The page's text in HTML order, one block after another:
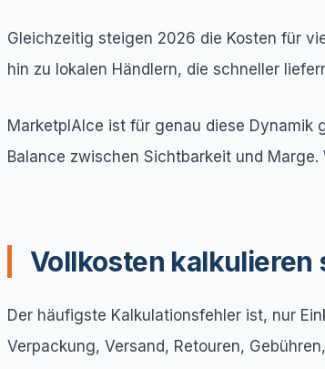
Gleichzeitig steigen 2026 die Kosten für
hin zu lokalen Händlern, die schneller
MarketplAIce ist für genau diese Dynamik
Balance zwischen Sichtbarkeit und
Vollkosten kalkulieren
Der häufigste Kalkulationsfehler ist, nur
Verpackung, Versand, Retouren,